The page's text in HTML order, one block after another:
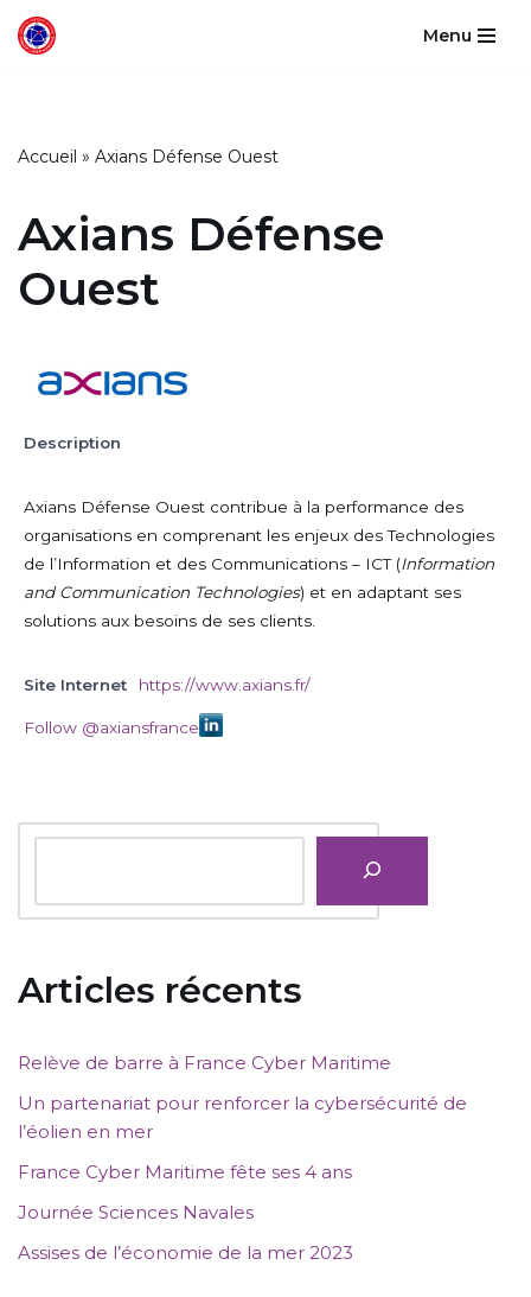
Menu
Accueil » Axians Défense Ouest
Axians Défense
Ouest
Description
Axians Défense Ouest contribue à la performance des
organisations en comprenant les enjeux des Technologies
de l’Information et des Communications – ICT (Information
and Communication Technologies) et en adaptant ses
solutions aux besoins de ses clients.
Site Internet https://www.axians.fr/
Follow @axiansfrance
Articles récents
Relève de barre à France Cyber Maritime
Un partenariat pour renforcer la cybersécurité de
l’éolien en mer
France Cyber Maritime fête ses 4 ans
Journée Sciences Navales
Assises de l’économie de la mer 2023